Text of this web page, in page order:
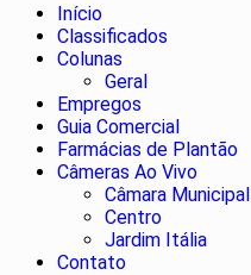
Início
Classificados
Colunas
Geral
Empregos
Guia Comercial
Farmácias de Plantão
Câmeras Ao Vivo
Câmara Municipal
Centro
Jardim Itália
Contato